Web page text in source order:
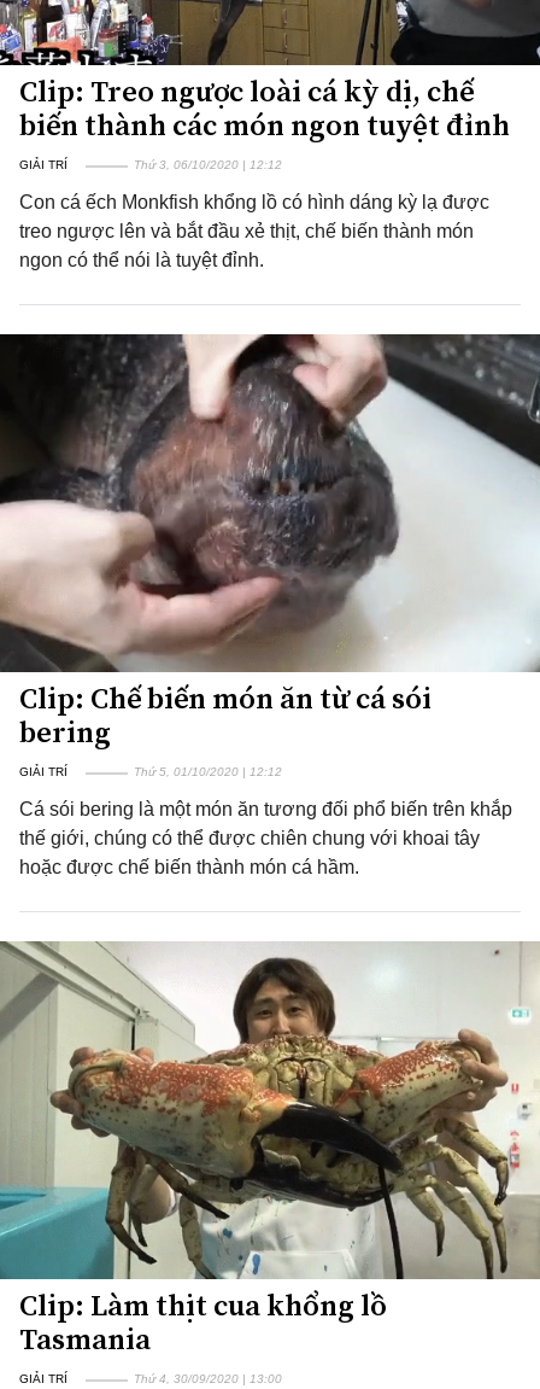
Clip: Treo ngược loài cá kỳ dị, chế
biến thành các món ngon tuyệt đỉnh
GIẢI TRÍ Thứ 3, 06/10/2020 | 12:12
Con cá ếch Monkfish khổng lồ có hình dáng kỳ lạ được
treo ngược lên và bắt đầu xẻ thịt, chế biến thành món
ngon có thể nói là tuyệt đỉnh.
Clip: Chế biến món ăn từ cá sói
bering
GIẢI TRÍ Thứ 5, 01/10/2020 | 12:12
Cá sói bering là một món ăn tương đối phổ biến trên khắp
thế giới, chúng có thể được chiên chung với khoai tây
hoặc được chế biến thành món cá hầm.
Clip: Làm thịt cua khổng lồ
Tasmania
GIẢI TRÍ Thứ 4, 30/09/2020 | 13:00